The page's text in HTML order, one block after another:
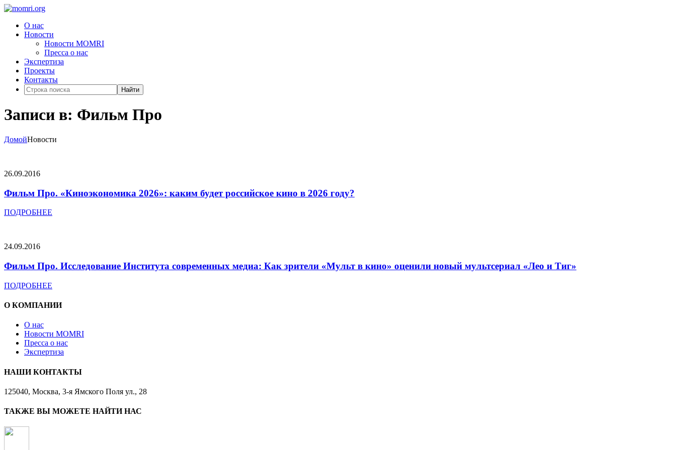
О нас
Новости
Новости MOMRI
Пресса о нас
Экспертиза
Проекты
Контакты
Найти
Записи в: Фильм Про
ДомойНовости
26.09.2016
Фильм Про. «Киноэкономика 2026»: каким будет российское кино в 2026 году?
ПОДРОБНЕЕ
24.09.2016
Фильм Про. Исследование Института современных медиа: Как зрители «Мульт в кино» оценили новый мультсериал «Лео и Тиг»
ПОДРОБНЕЕ
О КОМПАНИИ
О нас
Новости MOMRI
Пресса о нас
Экспертиза
НАШИ КОНТАКТЫ
125040, Москва, 3-я Ямского Поля ул., 28
ТАКЖЕ ВЫ МОЖЕТЕ НАЙТИ НАС